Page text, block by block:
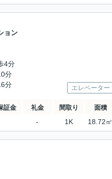
ョン
4分
分
分 エレベーター
証金 礼金 間取り 面積
- 1K 18.72㎡